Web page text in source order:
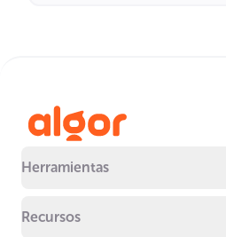
Herramientas
Recursos